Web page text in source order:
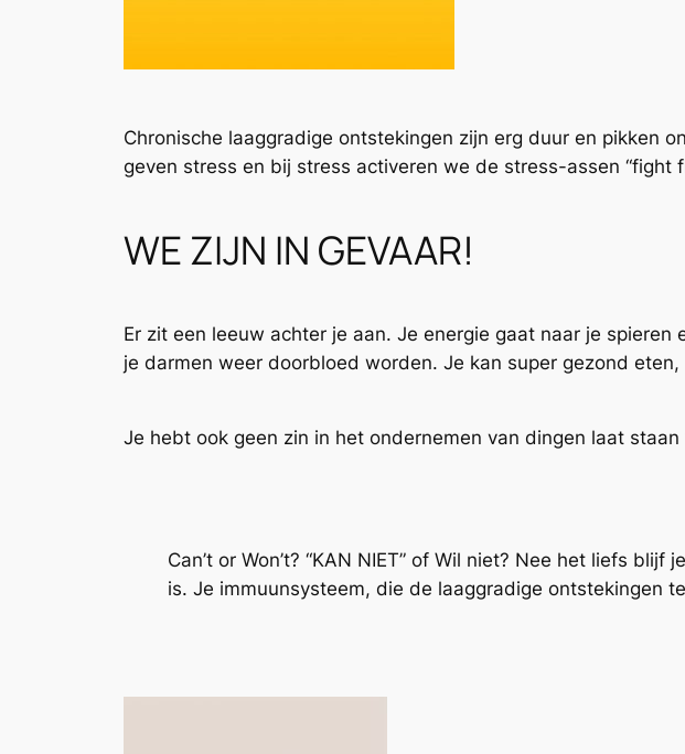
Chronische laaggradige ontstekingen zijn erg duur en pikken
geven stress en bij stress activeren we de stress-assen “fight
WE ZIJN IN GEVAAR!
Er zit een leeuw achter je aan. Je energie gaat naar je
je darmen weer doorbloed worden. Je kan super gezond
Je hebt ook geen zin in het ondernemen van dingen laat
Can’t or Won’t? “KAN NIET” of Wil niet? Nee het liefs
is. Je immuunsysteem, die de laaggradige ontstekingen